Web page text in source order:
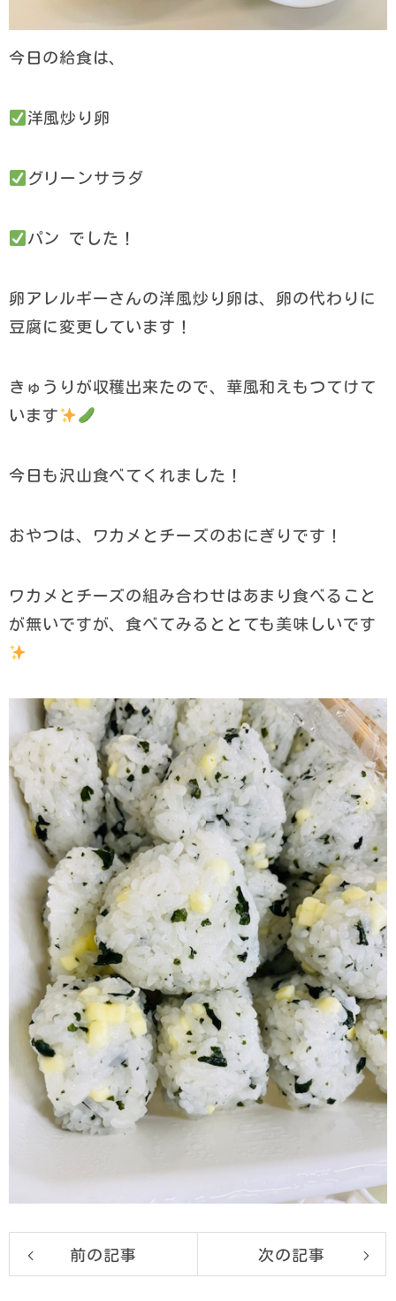
今日の給食は、
洋風炒り卵
グリーンサラダ
パン でした！
卵アレルギーさんの洋風炒り卵は、卵の代わりに
豆腐に変更しています！
きゅうりが収穫出来たので、華風和えもつてけて
います
今日も沢山食べてくれました！
おやつは、ワカメとチーズのおにぎりです！
ワカメとチーズの組み合わせはあまり食べること
が無いですが、食べてみるととても美味しいです
前の記事 次の記事